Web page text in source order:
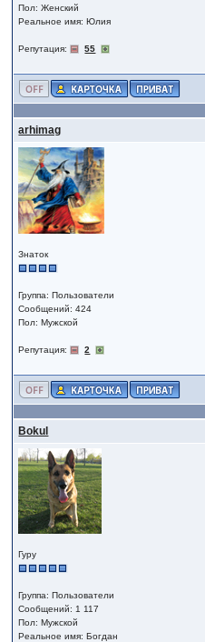
Пол: Женский
Реальное имя: Юлия
Репутация: 55
arhimag
Знаток
Группа: Пользователи
Сообщений: 424
Пол: Мужской
Репутация: 2
Bokul
Гуру
Группа: Пользователи
Сообщений: 1 117
Пол: Мужской
Реальное имя: Богдан